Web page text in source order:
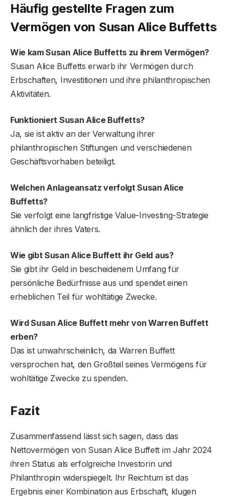
Häufig gestellte Fragen zum
Vermögen von Susan Alice Buffetts
Wie kam Susan Alice Buffetts zu ihrem Vermögen?
Susan Alice Buffetts erwarb ihr Vermögen durch
Erbschaften, Investitionen und ihre philanthropischen
Aktivitäten.
Funktioniert Susan Alice Buffetts?
Ja, sie ist aktiv an der Verwaltung ihrer
philanthropischen Stiftungen und verschiedenen
Geschäftsvorhaben beteiligt.
Welchen Anlageansatz verfolgt Susan Alice
Buffetts?
Sie verfolgt eine langfristige Value-Investing-Strategie
ähnlich der ihres Vaters.
Wie gibt Susan Alice Buffett ihr Geld aus?
Sie gibt ihr Geld in bescheidenem Umfang für
persönliche Bedürfnisse aus und spendet einen
erheblichen Teil für wohltätige Zwecke.
Wird Susan Alice Buffett mehr von Warren Buffett
erben?
Das ist unwahrscheinlich, da Warren Buffett
versprochen hat, den Großteil seines Vermögens für
wohltätige Zwecke zu spenden.
Fazit
Zusammenfassend lässt sich sagen, dass das
Nettovermögen von Susan Alice Buffett im Jahr 2024
ihren Status als erfolgreiche Investorin und
Philanthropin widerspiegelt. Ihr Reichtum ist das
Ergebnis einer Kombination aus Erbschaft, klugen